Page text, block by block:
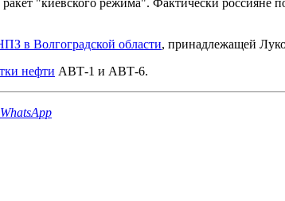
в Волгоградской области, принадлежащей
нефти АВТ-1 и АВТ-6.
WhatsApp